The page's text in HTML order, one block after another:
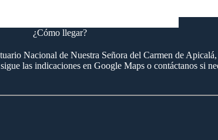
¿Cómo llegar?
Nacional de Nuestra Señora del Carmen de
las indicaciones en Google Maps o contáctanos si